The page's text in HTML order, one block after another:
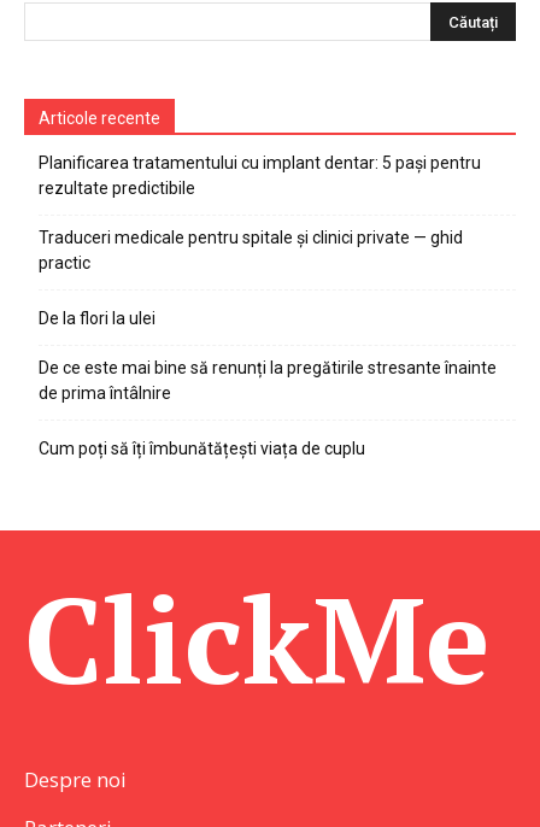
Articole recente
Planificarea tratamentului cu implant dentar: 5 pași pentru
rezultate predictibile
Traduceri medicale pentru spitale și clinici private — ghid
practic
De la flori la ulei
De ce este mai bine să renunți la pregătirile stresante înainte
de prima întâlnire
Cum poți să îți îmbunătățești viața de cuplu
ClickMe
Despre noi